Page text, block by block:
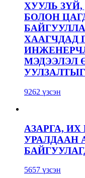
ХУУЛЬ
БОЛОН
ХААГЧДАД
МЭДЭЭЛЭЛ
9262 үзсэн
АЗАРГА,
УРАЛДААН
5657 үзсэн